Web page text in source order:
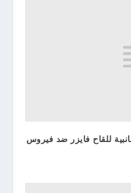
للقاح فايزر ضد فيروس